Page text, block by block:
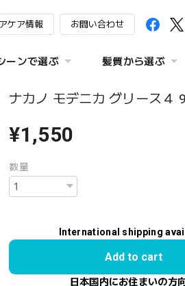
ケア情報 お問い合わせ
ーンで選ぶ 髪質から選ぶ
ナカノ モデニカ グリース４
¥1,550
数量
International shipping
Add to cart
日本国内にお住まいの方